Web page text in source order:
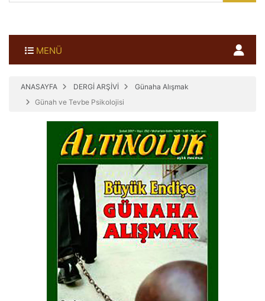
MENÜ
ANASAYFA DERGİ ARŞİVİ
Günaha Alışmak
Günah ve Tevbe Psikolojisi